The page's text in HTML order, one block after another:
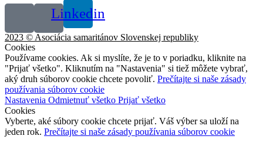
Linkedin
2023 © Asociácia samaritánov Slovenskej republiky
Cookies
Používame cookies. Ak si myslíte, že je to v poriadku, kliknite na
"Prijať všetko". Kliknutím na "Nastavenia" si tiež môžete vybrať,
aký druh súborov cookie chcete povoliť. Prečítajte si naše zásady
používania súborov cookie
Nastavenia Odmietnuť všetko Prijať všetko
Cookies
Vyberte, aké súbory cookie chcete prijať. Váš výber sa uloží na
jeden rok. Prečítajte si naše zásady používania súborov cookie